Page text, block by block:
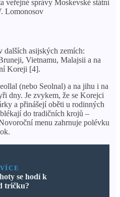
veřejné správy Moskevské státní
Lomonosov
asijských zemích:
Vietnamu, Malajsii a na
Koreji [4].
(nebo Seolnal) a na jihu i na
dny. Je zvykem, že se Korejci
a přinášejí oběti u rodinných
do tradičních krojů –
menu zahrnuje polévku
se hodí k
tričku?